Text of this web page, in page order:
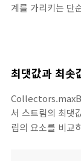
계를 가리키는 단
최댓값과 최솟
서 스트림의 최댓
림의 요소를 비교